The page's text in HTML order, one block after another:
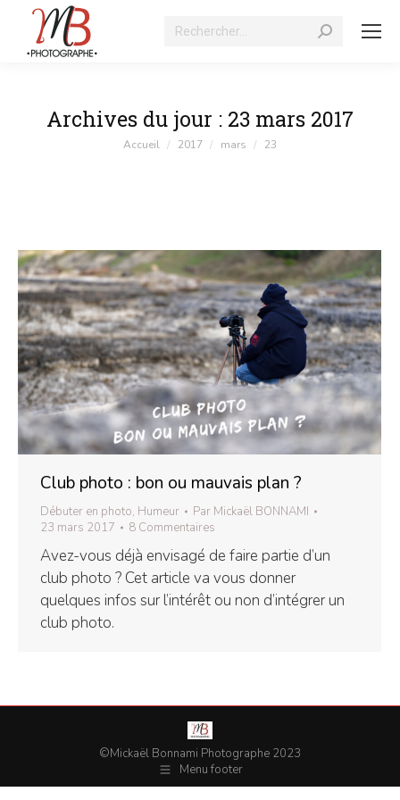
Recherche
Archives du jour : 23 mars 2017
Vous êtes ici :
Accueil 2017 mars 23
Club photo : bon ou mauvais plan ?
Débuter en photo, Humeur Par Mickaël BONNAMI
23 mars 2017
8 Commentaires
Avez-vous déjà envisagé de faire partie d’un
club photo ? Cet article va vous donner
quelques infos sur l’intérêt ou non d’intégrer un
club photo.
©Mickaël Bonnami Photographe 2023
Menu footer